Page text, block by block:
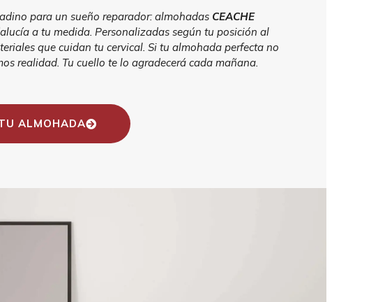
para un sueño reparador: almohadas CEACHE
a tu medida. Personalizadas según tu posición al
que cuidan tu cervical. Si tu almohada perfecta no
realidad. Tu cuello te lo agradecerá cada mañana.
ALMOHADA